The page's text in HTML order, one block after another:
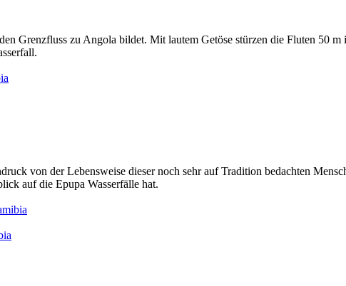
Grenzfluss zu Angola bildet. Mit lautem Getöse stürzen die Fluten 50
von der Lebensweise dieser noch sehr auf Tradition bedachten
auf die Epupa Wasserfälle hat.